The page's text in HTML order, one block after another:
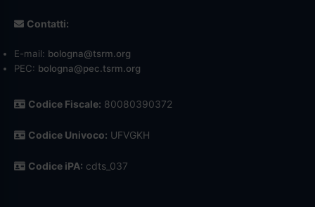
Contatti:
E-mail: bologna@tsrm.org
PEC: bologna@pec.tsrm.org
Codice Fiscale: 80080390372
Codice Univoco: UFVGKH
Codice iPA: cdts_037